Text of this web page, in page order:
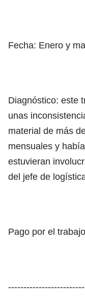
Fecha: Enero y
Diagnóstico: este
unas
material de más
mensuales y
estuvieran
del jefe de
Pago por el